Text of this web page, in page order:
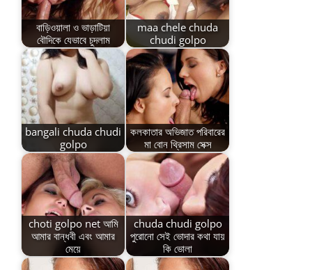
বাড়িওয়ালা ও ভাড়াটিয়া
বৌদিকে যেভাবে চুদলাম
maa chele chuda
chudi golpo
bangali chuda chudi
golpo
কলকাতার অভিজাত পরিবারের
মা বোন থ্রিসাম সেক্স
choti golpo net আমি
আমার বান্ধবী এবং আমার
মেয়ে
chuda chudi golpo
পুরোনো সেই ভোদার কথা যায়
কি ভোলা